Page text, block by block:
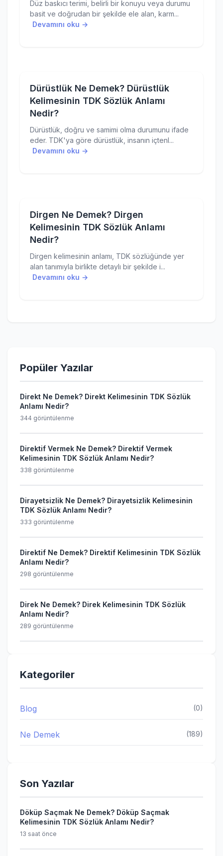
Düz baskıcı terimi, belirli bir konuyu veya durumu
basit ve doğrudan bir şekilde ele alan, karm...
Devamını oku →
Dürüstlük Ne Demek? Dürüstlük
Kelimesinin TDK Sözlük Anlamı
Nedir?
Dürüstlük, doğru ve samimi olma durumunu ifade
eder. TDK'ya göre dürüstlük, insanın içtenl...
Devamını oku →
Dirgen Ne Demek? Dirgen
Kelimesinin TDK Sözlük Anlamı
Nedir?
Dirgen kelimesinin anlamı, TDK sözlüğünde yer
alan tanımıyla birlikte detaylı bir şekilde i...
Devamını oku →
Popüler Yazılar
Direkt Ne Demek? Direkt Kelimesinin TDK Sözlük
Anlamı Nedir?
344 görüntülenme
Direktif Vermek Ne Demek? Direktif Vermek
Kelimesinin TDK Sözlük Anlamı Nedir?
338 görüntülenme
Dirayetsizlik Ne Demek? Dirayetsizlik Kelimesinin
TDK Sözlük Anlamı Nedir?
333 görüntülenme
Direktif Ne Demek? Direktif Kelimesinin TDK Sözlük
Anlamı Nedir?
298 görüntülenme
Direk Ne Demek? Direk Kelimesinin TDK Sözlük
Anlamı Nedir?
289 görüntülenme
Kategoriler
Blog (0)
Ne Demek (189)
Son Yazılar
Döküp Saçmak Ne Demek? Döküp Saçmak
Kelimesinin TDK Sözlük Anlamı Nedir?
13 saat önce